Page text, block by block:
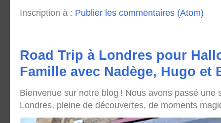
Inscription à : Publier les commentaires (Atom)
Road Trip à Londres pour
Famille avec Nadège, Hugo et
Bienvenue sur notre blog ! Nous avons passé une
Londres, pleine de découvertes, de moments